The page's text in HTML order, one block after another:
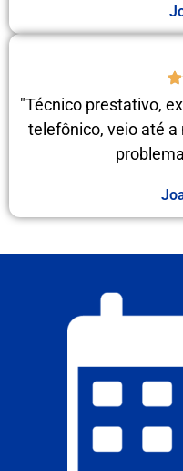
"Técnico prestativo,
telefônico, veio até